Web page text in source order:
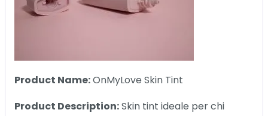
Product Name:OnMyLove Skin Tint
Product Description:Skin tint ideale per chi